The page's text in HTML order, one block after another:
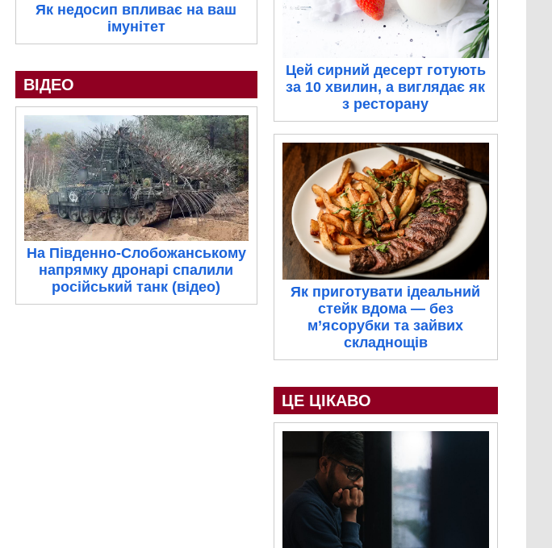
Як недосип впливає на ваш
імунітет
ВІДЕО
На Південно-Слобожанському
напрямку дронарі спалили
російський танк (відео)
Цей сирний десерт готують
за 10 хвилин, а виглядає як
з ресторану
Як приготувати ідеальний
стейк вдома — без
м’ясорубки та зайвих
складнощів
ЦЕ ЦІКАВО